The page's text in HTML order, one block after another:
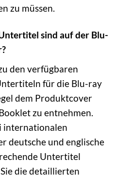
zu müssen.
sind auf der Blu-
den verfügbaren
für die Blu-ray
dem Produktcover
zu entnehmen.
internationalen
deutsche und englische
Untertitel
die detaillierten